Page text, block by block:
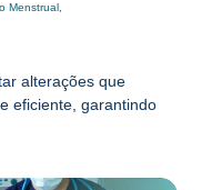
Menstrual
alterações que
eficiente, garantindo